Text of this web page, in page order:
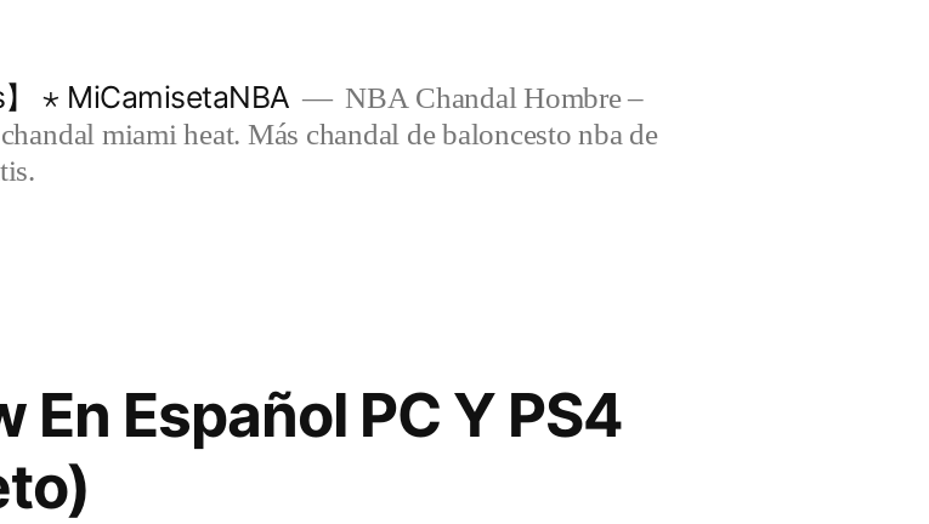
⋆ MiCamisetaNBA
NBA Chandal Hombre –
miami heat. Más chandal de baloncesto nba de
En Español PC Y PS4